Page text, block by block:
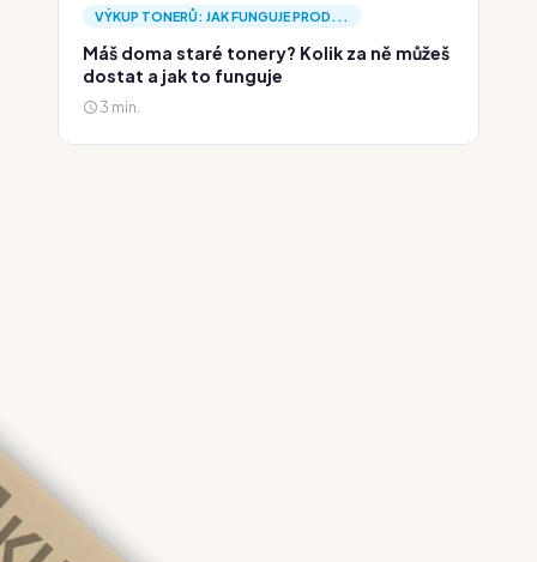
VÝKUP TONERŮ: JAK FUNGUJE PROD...
Máš doma staré tonery? Kolik za ně můžeš
dostat a jak to funguje
3 min.